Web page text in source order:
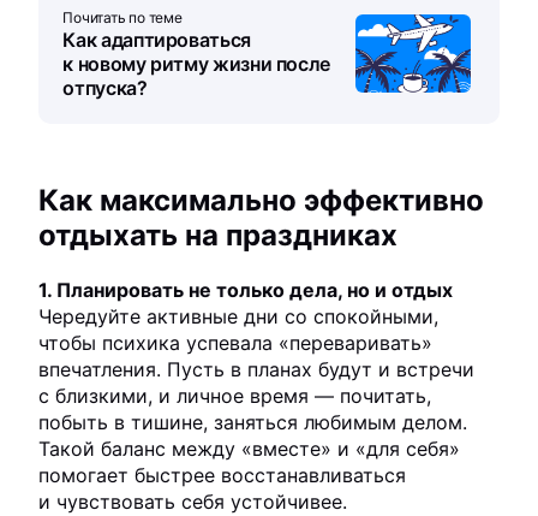
Почитать по теме
Как адаптироваться
к новому ритму жизни после
отпуска?
Как максимально эффективно
отдыхать на праздниках
1. Планировать не только дела, но и отдых
Чередуйте активные дни со спокойными,
чтобы психика успевала «переваривать»
впечатления. Пусть в планах будут и встречи
с близкими, и личное время — почитать,
побыть в тишине, заняться любимым делом.
Такой баланс между «вместе» и «для себя»
помогает быстрее восстанавливаться
и чувствовать себя устойчивее.